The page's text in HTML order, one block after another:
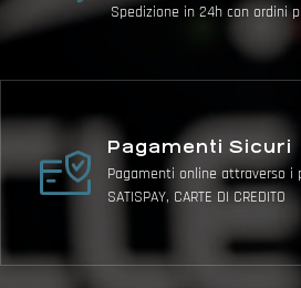
Spedizione in 24h con ordini
Pagamenti Sicuri
Pagamenti online attraverso i
SATISPAY, CARTE DI CREDITO